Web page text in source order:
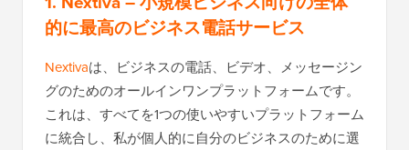
的に最高のビジネス電話サービス
Nextivaは、ビジネスの電話、ビデオ、メッセージン
グのためのオールインワンプラットフォームです。
これは、すべてを1つの使いやすいプラットフォーム
に統合し、私が個人的に自分のビジネスのために選